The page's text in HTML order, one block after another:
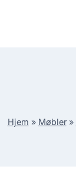
Hjem » Møbler»